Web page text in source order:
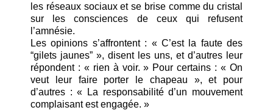
les réseaux sociaux et se brise comme du cristal
sur les consciences de ceux qui refusent
l’amnésie.
Les opinions s’affrontent : « C’est la faute des
“gilets jaunes” », disent les uns, et d’autres leur
répondent : « rien à voir. » Pour certains : « On
veut leur faire porter le chapeau », et pour
d’autres : « La responsabilité d’un mouvement
complaisant est engagée. »